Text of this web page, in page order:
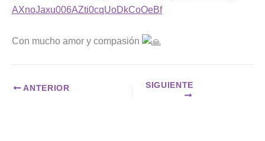
AXnoJaxu006AZti0cqUoDkCoOeBf
Con mucho amor y compasión
ANTERIOR SIGUIENTE